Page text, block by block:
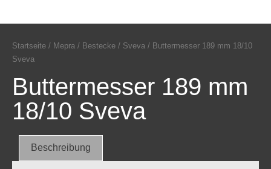
Startseite / Mepra / Bestecke / Sveva / Buttermesser 189 mm 18/10
Sveva
Buttermesser 189 mm
18/10 Sveva
Beschreibung